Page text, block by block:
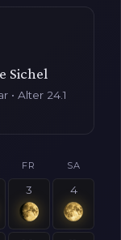
Sichel
• Alter 24.1
FR SA
3 4